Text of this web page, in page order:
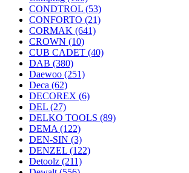
CONDTROL (53)
CONFORTO (21)
CORMAK (641)
CROWN (10)
CUB CADET (40)
DAB (380)
Daewoo (251)
Deca (62)
DECOREX (6)
DEL (27)
DELKO TOOLS (89)
DEMA (122)
DEN-SIN (3)
DENZEL (122)
Detoolz (211)